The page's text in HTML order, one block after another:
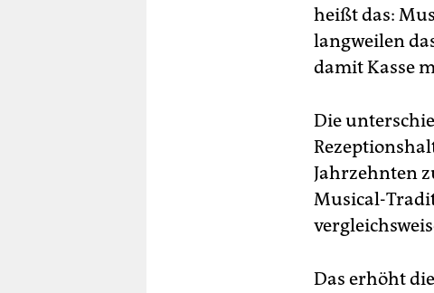
heißt das:
langweilen
damit Kasse
Die
Jahrzehnten
Musical-
Das erhöht